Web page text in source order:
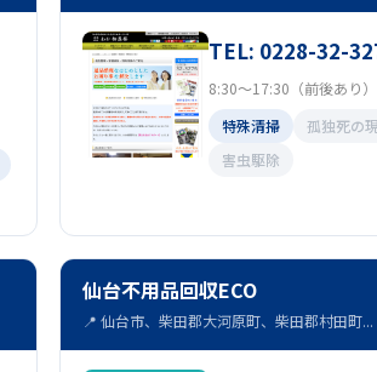
TEL: 0228-32-
8:30～17:30（前後あり）
特殊清掃
孤独死の
害虫駆除
仙台不用品回収ECO
📍 仙台市、柴田郡大河原町、柴田郡村田町...